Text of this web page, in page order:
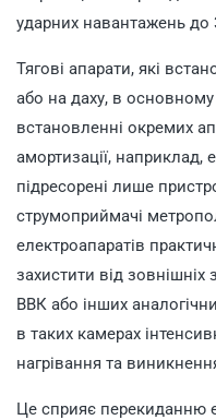
ударних навантажень до
Тягові апарати, які
або на даху, в основному
встановленні окремих
амортизації, наприклад,
підресорені лише
струмоприймачі
електроапаратів
захистити від зовнішніх
ВВК або інших
в таких камерах
нагрівання та
Це сприяє перекиданню